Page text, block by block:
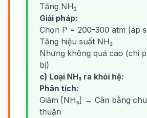
Tăng NH₃
Giải pháp:
Chọn P = 200-300 atm (áp
Tăng hiệu suất NH₃
Nhưng không quá cao (chi
bị)
c) Loại NH₃ ra khỏi hệ:
Phân tích:
Giảm [NH₃] → Cân bằng
thuận